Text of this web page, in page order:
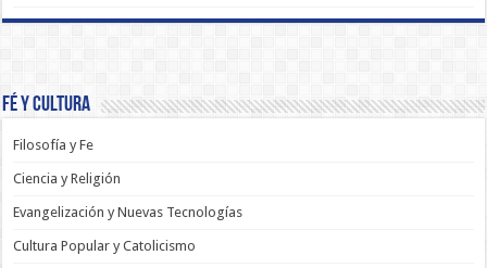
Fé y Cultura
Filosofía y Fe
Ciencia y Religión
Evangelización y Nuevas Tecnologías
Cultura Popular y Catolicismo